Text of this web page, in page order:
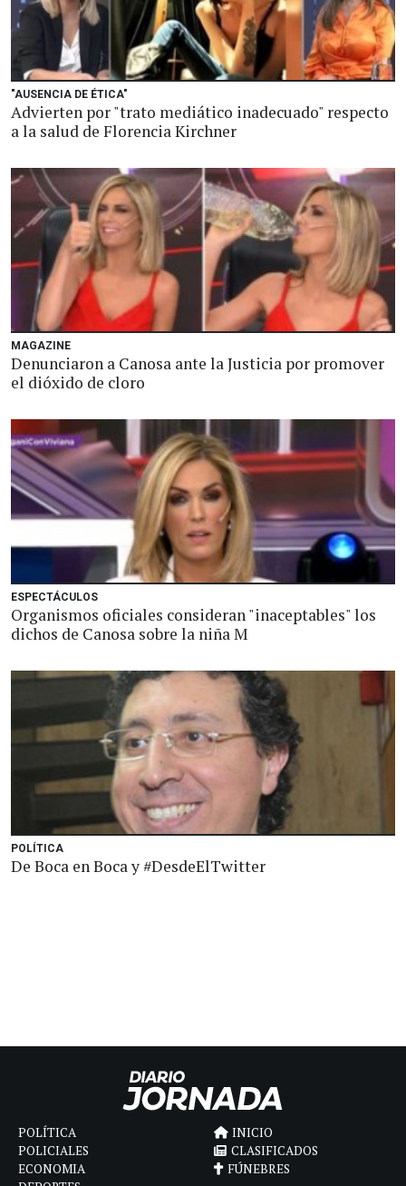
"AUSENCIA DE ÉTICA"
Advierten por "trato mediático inadecuado" respecto
a la salud de Florencia Kirchner
MAGAZINE
Denunciaron a Canosa ante la Justicia por promover
el dióxido de cloro
ESPECTÁCULOS
Organismos oficiales consideran "inaceptables" los
dichos de Canosa sobre la niña M
POLÍTICA
De Boca en Boca y #DesdeElTwitter
POLÍTICA
POLICIALES
ECONOMIA
INICIO
CLASIFICADOS
FÚNEBRES